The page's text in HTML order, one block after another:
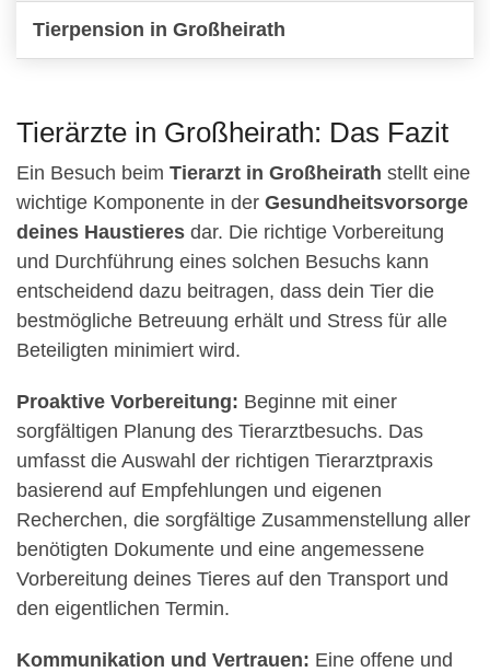
Tierpension in Großheirath
Tierärzte in Großheirath: Das Fazit
Ein Besuch beim Tierarzt in Großheirath stellt eine
wichtige Komponente in der Gesundheitsvorsorge
deines Haustieres dar. Die richtige Vorbereitung
und Durchführung eines solchen Besuchs kann
entscheidend dazu beitragen, dass dein Tier die
bestmögliche Betreuung erhält und Stress für alle
Beteiligten minimiert wird.
Proaktive Vorbereitung: Beginne mit einer
sorgfältigen Planung des Tierarztbesuchs. Das
umfasst die Auswahl der richtigen Tierarztpraxis
basierend auf Empfehlungen und eigenen
Recherchen, die sorgfältige Zusammenstellung aller
benötigten Dokumente und eine angemessene
Vorbereitung deines Tieres auf den Transport und
den eigentlichen Termin.
Kommunikation und Vertrauen: Eine offene und